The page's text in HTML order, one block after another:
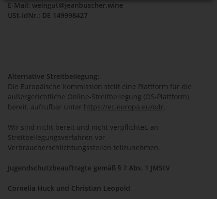
E-Mail: weingut@jeanbuscher.wine
USt-IdNr.: DE 149998427
Alternative Streitbeilegung:
Die Europäische Kommission stellt eine Plattform für die
außergerichtliche Online-Streitbeilegung (OS-Plattform)
bereit, aufrufbar unter https://ec.europa.eu/odr
Wir sind nicht bereit und nicht verpflichtet, an
Streitbeilegungsverfahren vor
Verbraucherschlichtungsstellen teilzunehmen.
Jugendschutzbeauftragte gemäß § 7 Abs. 1 JMStV
Cornelia Huck und Christian Leopold